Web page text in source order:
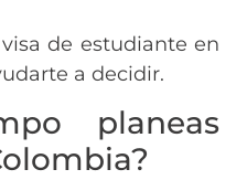
de estudiante en
a decidir.
planeas